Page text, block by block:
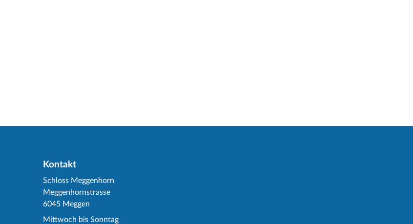
Kontakt
Schloss Meggenhorn
Meggenhornstrasse
6045 Meggen
Mittwoch bis Sonntag